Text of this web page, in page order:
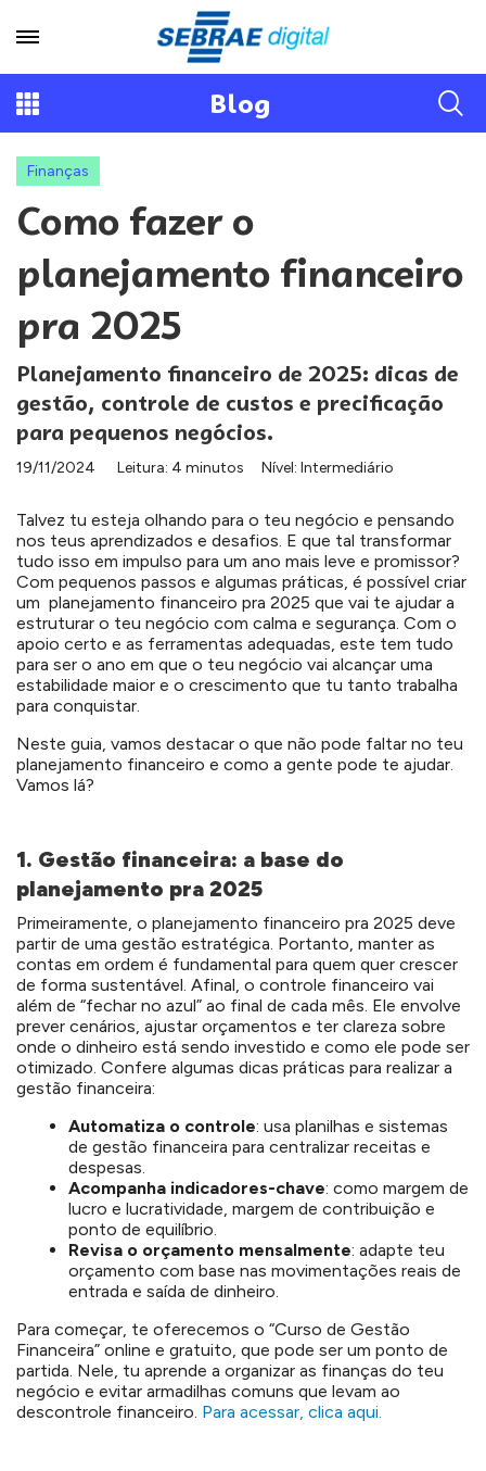
Blog
Finanças
Como fazer o
planejamento financeiro
pra 2025
Planejamento financeiro de 2025: dicas de
gestão, controle de custos e precificação
para pequenos negócios.
19/11/2024 Leitura: 4 minutos Nível: Intermediário
Talvez tu esteja olhando para o teu negócio e pensando
nos teus aprendizados e desafios. E que tal transformar
tudo isso em impulso para um ano mais leve e promissor?
Com pequenos passos e algumas práticas, é possível criar
um planejamento financeiro pra 2025 que vai te ajudar a
estruturar o teu negócio com calma e segurança. Com o
apoio certo e as ferramentas adequadas, este tem tudo
para ser o ano em que o teu negócio vai alcançar uma
estabilidade maior e o crescimento que tu tanto trabalha
para conquistar.
Neste guia, vamos destacar o que não pode faltar no teu
planejamento financeiro e como a gente pode te ajudar.
Vamos lá?
1. Gestão financeira: a base do
planejamento pra 2025
Primeiramente, o planejamento financeiro pra 2025 deve
partir de uma gestão estratégica. Portanto, manter as
contas em ordem é fundamental para quem quer crescer
de forma sustentável. Afinal, o controle financeiro vai
além de “fechar no azul” ao final de cada mês. Ele envolve
prever cenários, ajustar orçamentos e ter clareza sobre
onde o dinheiro está sendo investido e como ele pode ser
otimizado. Confere algumas dicas práticas para realizar a
gestão financeira:
Automatiza o controle: usa planilhas e sistemas
de gestão financeira para centralizar receitas e
despesas.
Acompanha indicadores-chave: como margem de
lucro e lucratividade, margem de contribuição e
ponto de equilíbrio.
Revisa o orçamento mensalmente: adapte teu
orçamento com base nas movimentações reais de
entrada e saída de dinheiro.
Para começar, te oferecemos o “Curso de Gestão
Financeira” online e gratuito, que pode ser um ponto de
partida. Nele, tu aprende a organizar as finanças do teu
negócio e evitar armadilhas comuns que levam ao
descontrole financeiro. Para acessar, clica aqui.